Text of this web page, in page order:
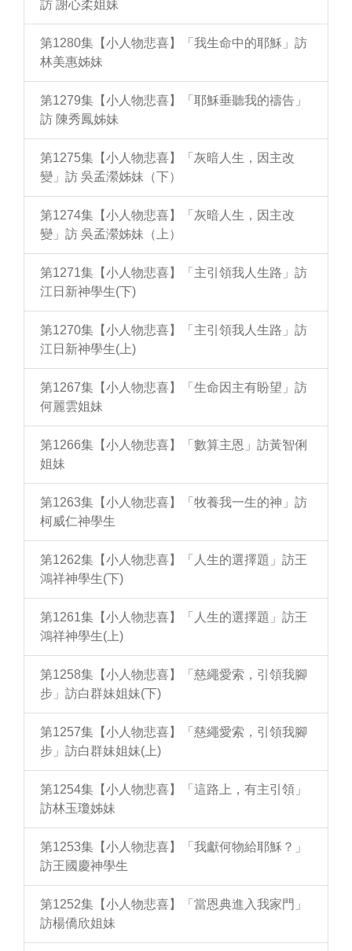
訪 謝心柔姐妹
第1280集【小人物悲喜】「我生命中的耶穌」訪
林美惠姊妹
第1279集【小人物悲喜】「耶穌垂聽我的禱告」
訪 陳秀鳳姊妹
第1275集【小人物悲喜】「灰暗人生，因主改
變」訪 吳孟瀠姊妹（下）
第1274集【小人物悲喜】「灰暗人生，因主改
變」訪 吳孟瀠姊妹（上）
第1271集【小人物悲喜】「主引領我人生路」訪
江日新神學生(下)
第1270集【小人物悲喜】「主引領我人生路」訪
江日新神學生(上)
第1267集【小人物悲喜】「生命因主有盼望」訪
何麗雲姐妹
第1266集【小人物悲喜】「數算主恩」訪黃智俐
姐妹
第1263集【小人物悲喜】「牧養我一生的神」訪
柯威仁神學生
第1262集【小人物悲喜】「人生的選擇題」訪王
鴻祥神學生(下)
第1261集【小人物悲喜】「人生的選擇題」訪王
鴻祥神學生(上)
第1258集【小人物悲喜】「慈繩愛索，引領我腳
步」訪白群妹姐妹(下)
第1257集【小人物悲喜】「慈繩愛索，引領我腳
步」訪白群妹姐妹(上)
第1254集【小人物悲喜】「這路上，有主引領」
訪林玉瓊姊妹
第1253集【小人物悲喜】「我獻何物給耶穌？」
訪王國慶神學生
第1252集【小人物悲喜】「當恩典進入我家門」
訪楊僑欣姐妹